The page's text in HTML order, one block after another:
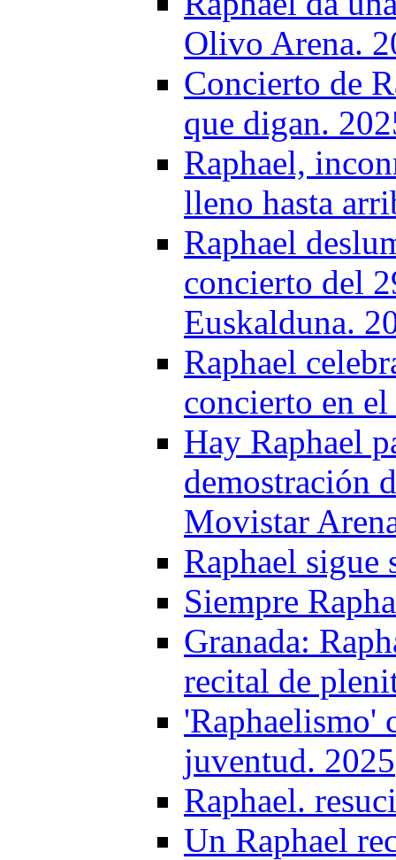
Olivo Arena.
Concierto de
que digan.
Raphael,
lleno hasta
Raphael
concierto del
Euskalduna.
Raphael
concierto en
Hay Raphael
demostración
Movistar
Raphael sigue
Siempre
Granada:
recital de
'Raphaelismo'
juventud. 2025
Raphael.
Un Raphael